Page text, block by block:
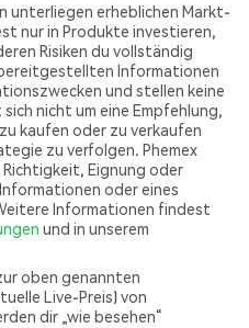
unterliegen erheblichen Markt-
nur in Produkte investieren,
Risiken du vollständig
Informationen
und stellen keine
nicht um eine Empfehlung,
kaufen oder zu verkaufen
zu verfolgen. Phemex
Eignung oder
oder eines
Informationen findest
und in unserem
oben genannten
Live-Preis) von
dir „wie besehen“